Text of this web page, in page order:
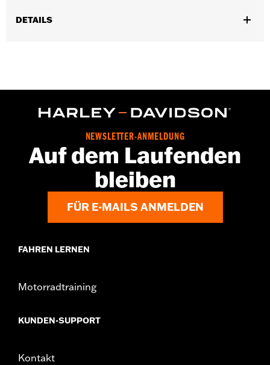
DETAILS
d.com/warrantyfindet man alle Details dazu
Herkunft: Importiert
NEWSLETTER-ANMELDUNG
Auf dem Laufenden
bleiben
FÜR E-MAILS ANMELDEN
FAHREN LERNEN
Motorradtraining
KUNDEN-SUPPORT
Kontakt